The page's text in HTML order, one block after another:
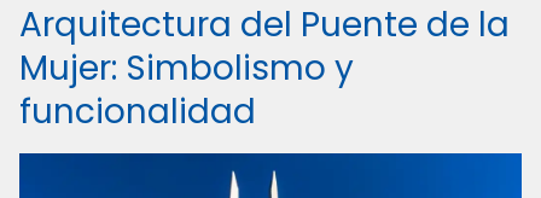
Arquitectura del Puente de la
Mujer: Simbolismo y
funcionalidad